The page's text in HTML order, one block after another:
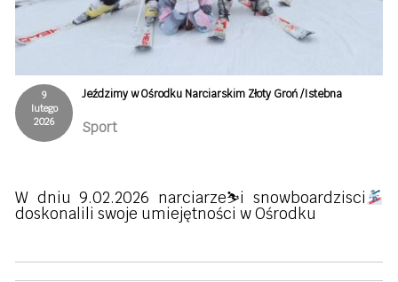
9
lutego
2026
Jeździmy w Ośrodku Narciarskim Złoty Groń /Istebna
Sport
W dniu 9.02.2026 narciarze⛷i snowboardzisci
doskonalili swoje umiejętności w Ośrodku